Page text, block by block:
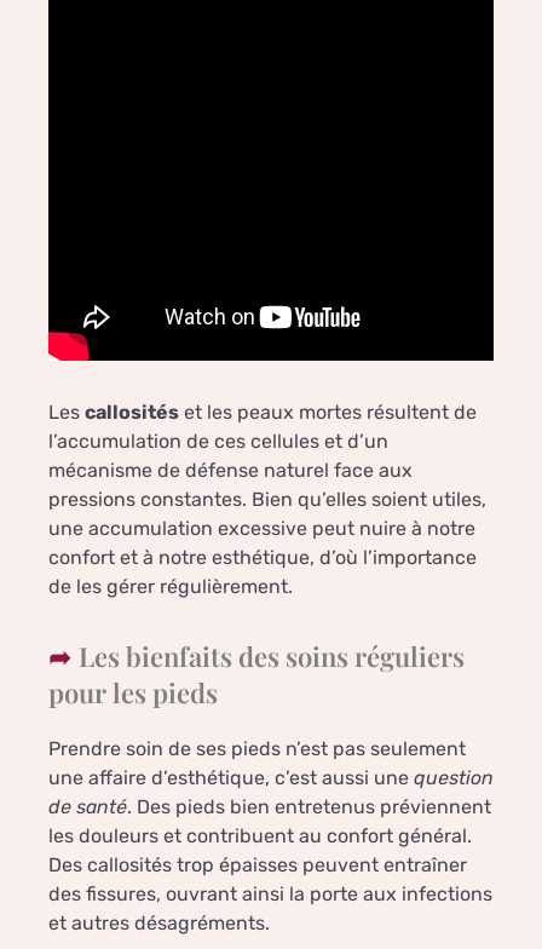
Les callosités et les peaux mortes résultent de
l’accumulation de ces cellules et d’un
mécanisme de défense naturel face aux
pressions constantes. Bien qu’elles soient utiles,
une accumulation excessive peut nuire à notre
confort et à notre esthétique, d’où l’importance
de les gérer régulièrement.
Les bienfaits des soins réguliers
pour les pieds
Prendre soin de ses pieds n’est pas seulement
une affaire d’esthétique, c’est aussi une question
de santé. Des pieds bien entretenus préviennent
les douleurs et contribuent au confort général.
Des callosités trop épaisses peuvent entraîner
des fissures, ouvrant ainsi la porte aux infections
et autres désagréments.